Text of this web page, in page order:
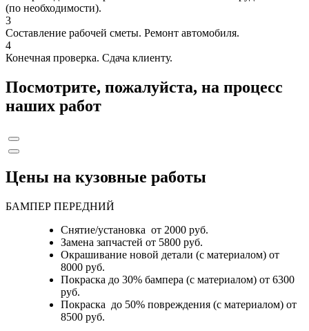
(по необходимости).
3
Составление рабочей сметы. Ремонт автомобиля.
4
Конечная проверка. Сдача клиенту.
Посмотрите, пожалуйста, на процесс
наших работ
Цены на кузовные работы
БАМПЕР ПЕРЕДНИЙ
Снятие/установка от 2000 руб.
Замена запчастей от 5800 руб.
Окрашивание новой детали (с материалом) от
8000 руб.
Покраска до 30% бампера (с материалом) от 6300
руб.
Покраска до 50% повреждения (с материалом) от
8500 руб.